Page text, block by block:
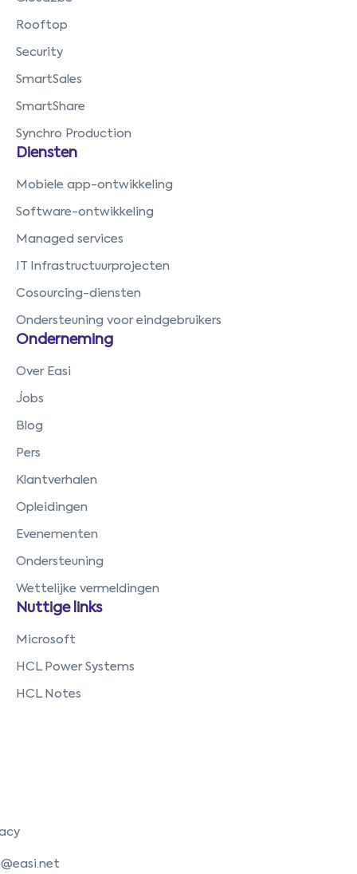
Rooftop
Security
SmartSales
SmartShare
Synchro Production
Diensten
Mobiele app-ontwikkeling
Software-ontwikkeling
Managed services
IT Infrastructuurprojecten
Cosourcing-diensten
Ondersteuning voor eindgebruikers
Onderneming
Over Easi
Jobs
Blog
Pers
Klantverhalen
Opleidingen
Evenementen
Ondersteuning
Wettelijke vermeldingen
Nuttige links
Microsoft
HCL Power Systems
HCL Notes